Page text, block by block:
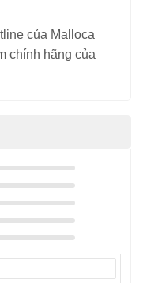
của Malloca
chính hãng của